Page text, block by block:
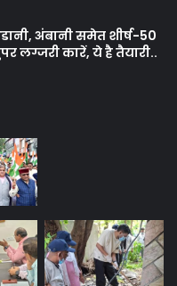
अंबानी समेत शीर्ष-50
लग्जरी कारें, ये है तैयारी..